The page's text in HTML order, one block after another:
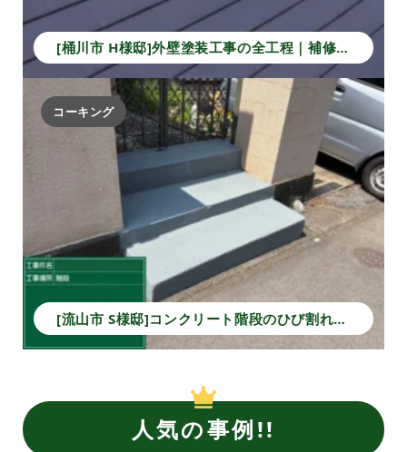
[桶川市 H様邸]外壁塗装工事の全工程｜補修から仕上げで長持ちする住まいへ！
コーキング
[流山市 S様邸]コンクリート階段のひび割れ補修と塗装で安全性と美観を回復！
人気の事例!!